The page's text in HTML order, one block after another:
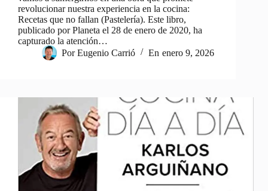
revolucionar nuestra experiencia en la cocina:
Recetas que no fallan (Pastelería). Este libro,
publicado por Planeta el 28 de enero de 2020, ha
capturado la atención…
Por Eugenio Carrió En enero 9, 2026